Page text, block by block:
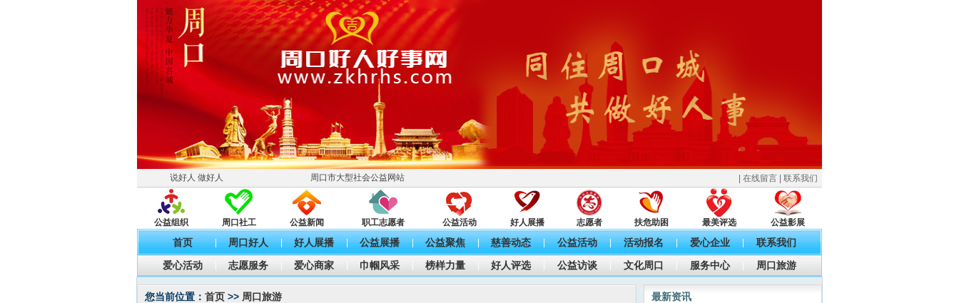
说好人 做好人 周口市大型社会公益网站 在线留言 联系我们
公益组织 周口社工 公益新闻 职工志愿者 公益活动 好人展播 志愿者 扶危助困 最美评选 公益影展
首页 | 周口好人 | 好人展播 | 公益展播 | 公益聚焦 | 慈善动态 | 公益活动 | 活动报名 | 爱心企业 |
联系我们
爱心活动
志愿服务 爱心商家 巾帼风采 榜样力量 好人评选 公益访谈 文化周口 服务中心 周口旅游
您当前位置： 首页 >> 周口旅游 最新资讯